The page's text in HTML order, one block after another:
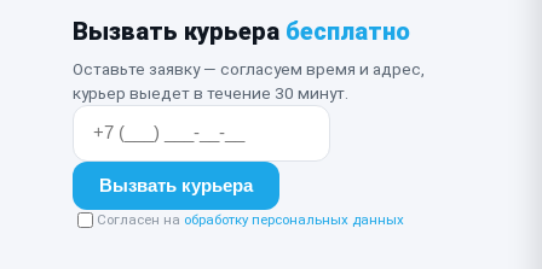
Вызвать курьера бесплатно
Оставьте заявку — согласуем время и адрес,
курьер выедет в течение 30 минут.
Вызвать курьера
Согласен на обработку персональных данных